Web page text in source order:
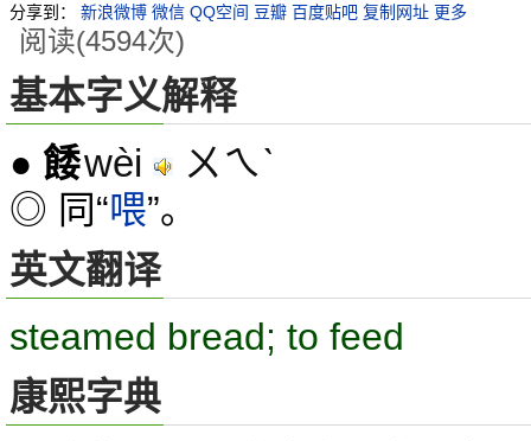
分享到：
新浪微博 微信 QQ空间 豆瓣 百度贴吧 复制网址 更多
阅读(4594次)
基本字义解释
● 餧wèi ㄨㄟˋ
◎ 同“喂”。
英文翻译
steamed bread; to feed
康熙字典